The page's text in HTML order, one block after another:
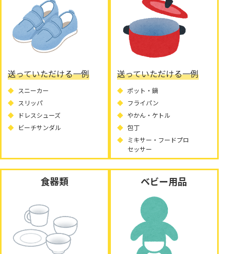
送っていただける一例
スニーカー
スリッパ
ドレスシューズ
ビーチサンダル
送っていただける一例
ポット・鍋
フライパン
やかん・ケトル
包丁
ミキサー・フードプロ
セッサー
食器類 ベビー用品